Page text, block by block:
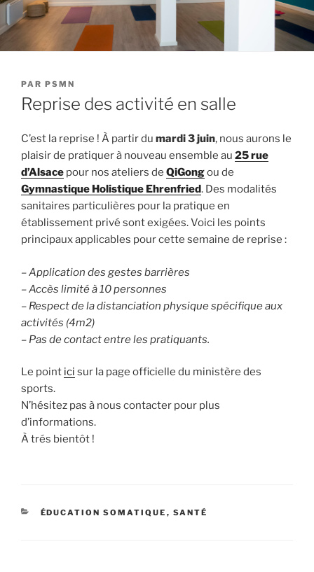
PUBLIÉ
LE
PAR PSMN
Reprise des activité en salle
C’est la reprise ! À partir du mardi 3 juin, nous aurons le
plaisir de pratiquer à nouveau ensemble au 25 rue
d’Alsace pour nos ateliers de QiGongou de
Gymnastique Holistique Ehrenfried. Des modalités
sanitaires particulières pour la pratique en
établissement privé sont exigées. Voici les points
principaux applicables pour cette semaine de reprise :
– Application des gestes barrières
– Accès limité à 10 personnes
– Respect de la distanciation physique spécifique aux
activités (4m2)
– Pas de contact entre les pratiquants.
Le point ici sur la page officielle du ministère des
sports.
N’hésitez pas à nous contacter pour plus
d’informations.
À trés bientôt !
CATÉGORIES
ÉDUCATION SOMATIQUE , SANTÉ